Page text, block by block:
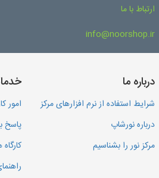
ارتباط با ما
info@noorshop.ir
درباره ما
شرایط استفاده از نرم افزارهای مرکز
درباره نورشاپ
مرکز نور را بشناسیم
امور
پاسخ